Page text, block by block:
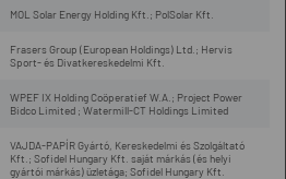
MOL Solar Energy Holding Kft.; PolSolar Kft.
Frasers Group (European Holdings) Ltd.; Hervis
Sport- és Divatkereskedelmi Kft.
WPEF IX Holding Coöperatief W.A.; Project Power
Bidco Limited ; Watermill-CT Holdings Limited
VAJDA-PAPÍR Gyártó, Kereskedelmi és Szolgáltató
Kft.; Sofidel Hungary Kft. saját márkás (és helyi
gyártói márkás) üzletága; Sofidel Hungary Kft.